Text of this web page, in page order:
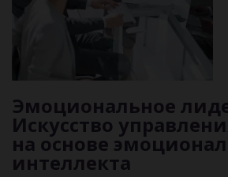
Эмоциональное
Искусство
на основе
интеллекта